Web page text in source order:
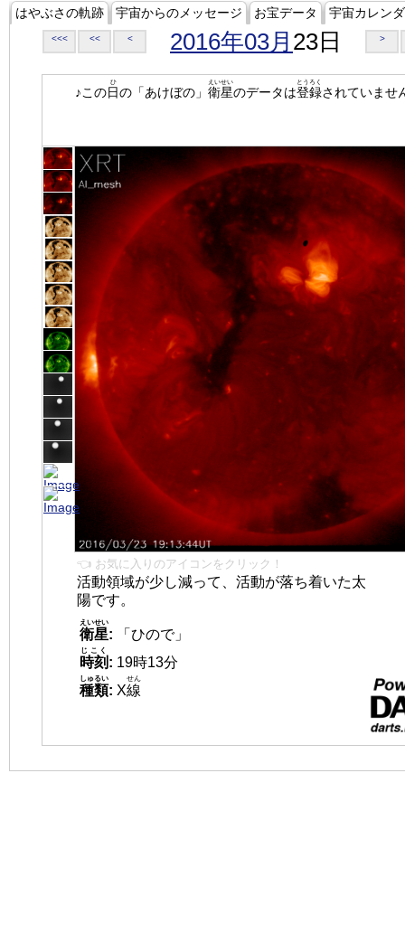
はやぶさの軌跡 宇宙からのメッセージ お宝データ 宇宙カレン
<<< << < 2016年03月 23日 >
♪この日
ひ
の「あけぼの」 衛星
えいせい
のデータは登録
とうろく
されていませ
👈 お気に入りのアイコンをクリック！
活動領域が少し減って、活動が落ち着いた太
陽です。
衛星
えいせい
:
「ひので」
時刻
じこく
: 19時13分
種類
しゅるい
: X線
せん